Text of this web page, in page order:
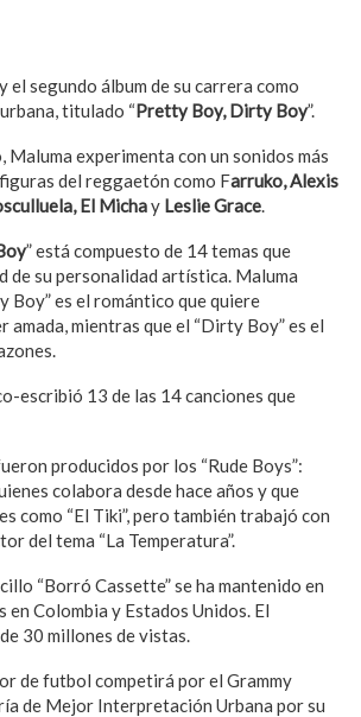
el segundo álbum de su carrera como
titulado “Pretty Boy, Dirty Boy”.
Maluma experimenta con un sonidos más
del reggaetón como Farruko, Alexis
El Michay Leslie Grace.
” está compuesto de 14 temas que
de su personalidad artística. Maluma
Boy” es el romántico que quiere
amada, mientras que el “Dirty Boy” es el
escribió 13 de las 14 canciones que
producidos por los “Rude Boys”:
colabora desde hace años y que
como “El Tiki”, pero también trabajó con
del tema “La Temperatura”.
“Borró Cassette” se ha mantenido en
en Colombia y Estados Unidos. El
30 millones de vistas.
de futbol competirá por el Grammy
de Mejor Interpretación Urbana por su